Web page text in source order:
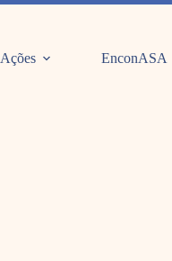
Ações EnconASA